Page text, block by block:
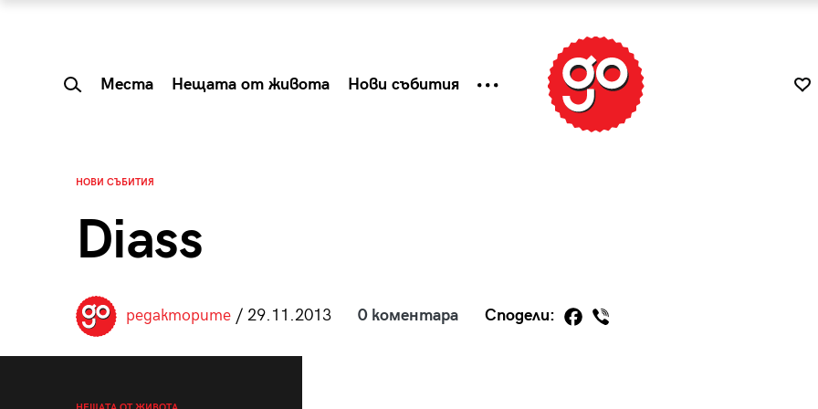
Места Нещата от живота Нови събития
НОВИ СЪБИТИЯ
Diass
редакторите/ 29.11.2013 0 коментара Сподели: